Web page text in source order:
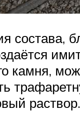
состава,
камня,
раствор.